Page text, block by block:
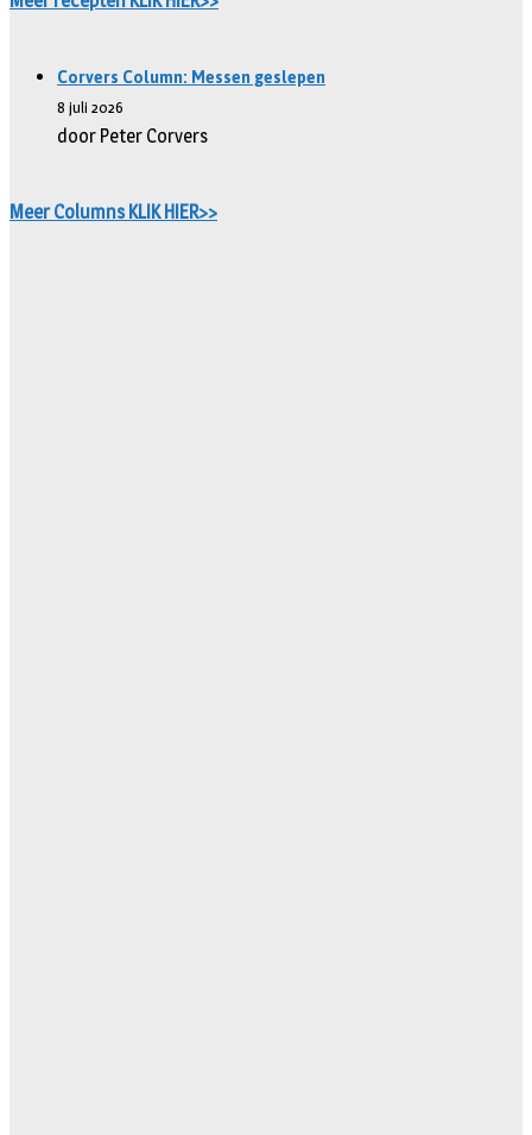
Corvers Column: Messen geslepen
8 juli 2026
door Peter Corvers
Meer Columns KLIK HIER>>